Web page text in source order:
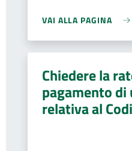
VAI ALLA PAGINA
Chiedere la
pagamento di
relativa al